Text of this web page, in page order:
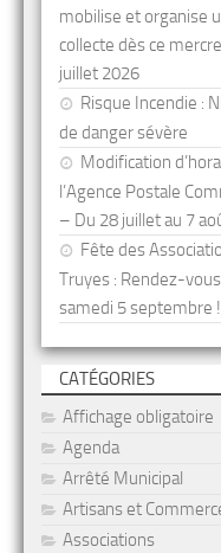
mobilise et organise
collecte dès ce
juillet 2026
Risque Incendie :
de danger sévère
Modification
l’Agence Postale
– Du 28 juillet au 7
Fête des
Truyes : Rendez-
samedi 5 septembre !
CATÉGORIES
Affichage obligatoire
Agenda
Arrêté Municipal
Artisans et
Associations